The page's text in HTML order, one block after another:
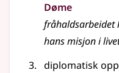
Døme
fråhaldsarbeidet
hans misjon i
diplomatisk